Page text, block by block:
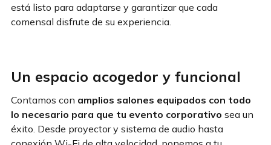
está listo para adaptarse y garantizar que cada
comensal disfrute de su experiencia.
Un espacio acogedor y funcional
Contamos con amplios salones equipados con todo
lo necesario para que tu evento corporativo sea un
éxito. Desde proyector y sistema de audio hasta